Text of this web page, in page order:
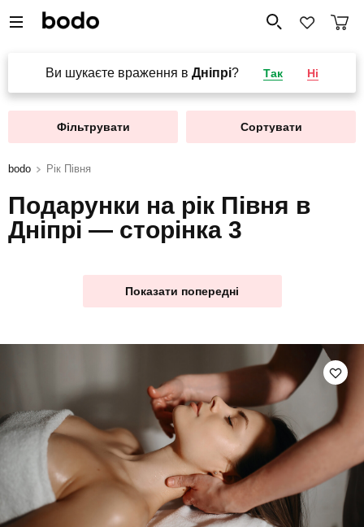
Ви шукаєте враження в Дніпрі? Так Ні
Фільтрувати Сортувати
bodo Рік Півня
Подарунки на рік Півня в
Дніпрі — сторінка 3
Показати попередні